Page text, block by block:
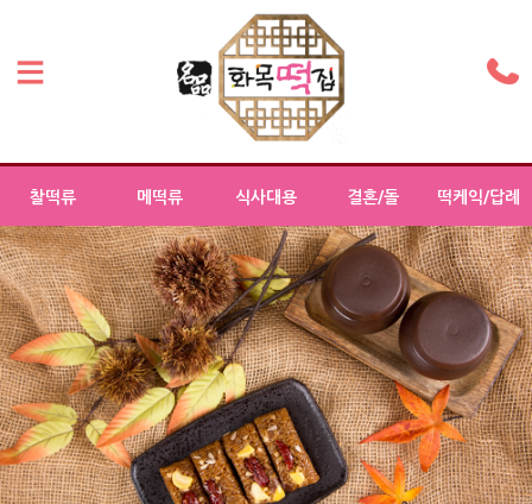
찰떡류 메떡류 식사대용 결혼/돌 떡케익/답례